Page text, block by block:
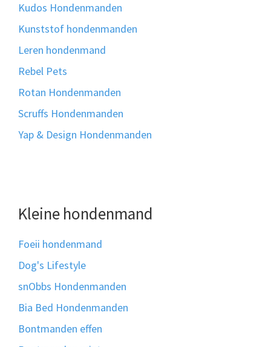
Kudos Hondenmanden
Kunststof hondenmanden
Leren hondenmand
Rebel Pets
Rotan Hondenmanden
Scruffs Hondenmanden
Yap & Design Hondenmanden
Kleine hondenmand
Foeii hondenmand
Dog's Lifestyle
snObbs Hondenmanden
Bia Bed Hondenmanden
Bontmanden effen